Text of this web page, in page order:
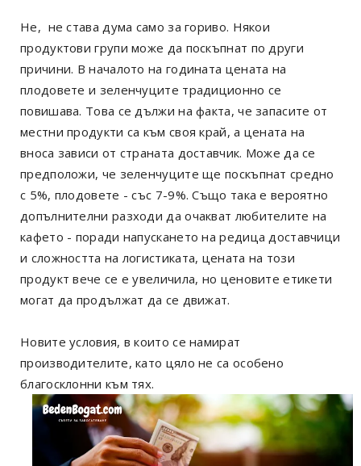
Не, не става дума само за гориво. Някои
продуктови групи може да поскъпнат по други
причини. В началото на годината цената на
плодовете и зеленчуците традиционно се
повишава. Това се дължи на факта, че запасите от
местни продукти са към своя край, а цената на
вноса зависи от страната доставчик. Може да се
предположи, че зеленчуците ще поскъпнат средно
с 5%, плодовете - със 7-9%. Също така е вероятно
допълнителни разходи да очакват любителите на
кафето - поради напускането на редица доставчици
и сложността на логистиката, цената на този
продукт вече се е увеличила, но ценовите етикети
могат да продължат да се движат.
Новите условия, в които се намират
производителите, като цяло не са особено
благосклонни към тях.